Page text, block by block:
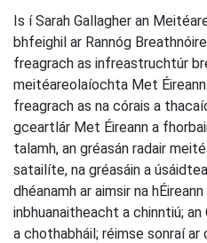
Is í Sarah Gallagher an
bhfeighil ar Rannóg
freagrach as infreastruchtúr
meitéareolaíochta Met Éireann
freagrach as na córais a
gceartlár Met Éireann a
talamh, an gréasán radair
satailíte, na gréasáin a
dhéanamh ar aimsir na
inbhuanaitheacht a chinntiú;
a chothabháil; réimse sonraí